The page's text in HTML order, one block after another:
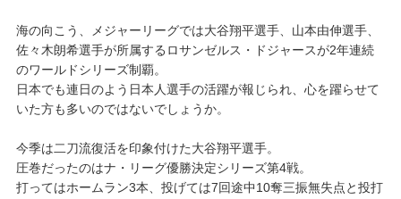
海の向こう、メジャーリーグでは大谷翔平選手、山本由伸選手、
佐々木朗希選手が所属するロサンゼルス・ドジャースが2年連続
のワールドシリーズ制覇。
日本でも連日のよう日本人選手の活躍が報じられ、心を躍らせて
いた方も多いのではないでしょうか。
今季は二刀流復活を印象付けた大谷翔平選手。
圧巻だったのはナ・リーグ優勝決定シリーズ第4戦。
打ってはホームラン3本、投げては7回途中10奪三振無失点と投打